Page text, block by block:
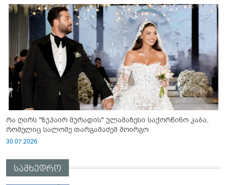
რა ღირს "ზუჰაირ მურადის" ულამაზესი საქორწინო კაბა,
რომელიც სალომე თარგამაძემ მოირგო
30.07.2026
სამხედრო